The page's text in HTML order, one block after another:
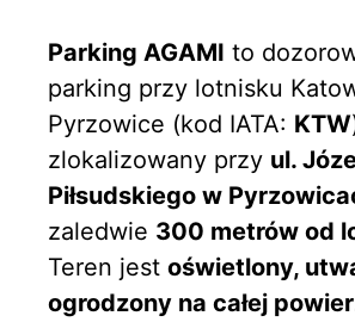
Parking AGAMI to
parking przy lotnisku
Pyrzowice (kod IATA: KTW
zlokalizowany przy ul.
Piłsudskiego w
zaledwie 300 metrów od
Teren jest oświetlony,
ogrodzony na całej